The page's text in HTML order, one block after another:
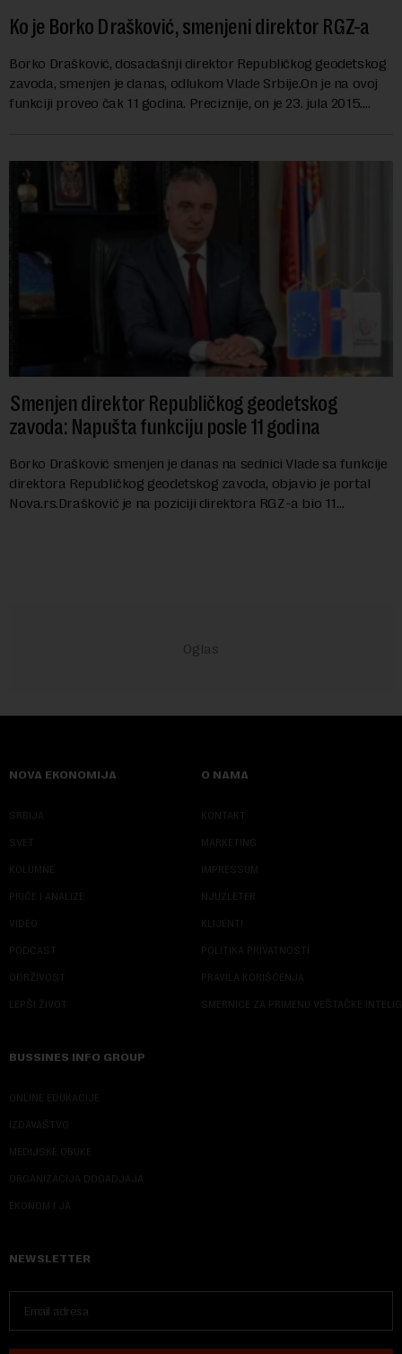
Ko je Borko Drašković, smenjeni direktor RGZ-a
Borko Drašković, dosadašnji direktor Republičkog geodetskog
zavoda, smenjen je danas, odlukom Vlade Srbije.On je na ovoj
funkciji proveo čak 11 godina. Preciznije, on je 23. jula 2015.
Smenjen direktor Republičkog geodetskog
zavoda: Napušta funkciju posle 11 godina
Borko Drašković smenjen je danas na sednici Vlade sa funkcije
direktora Republičkog geodetskog zavoda, objavio je portal
Nova.rs.Drašković je na poziciji direktora RGZ-a bio 11
NOVA EKONOMIJA
SRBIJA
SVET
KOLUMNE
PRIČE I ANALIZE
VIDEO
PODCAST
ODRŽIVOST
LEPŠI ŽIVOT
O NAMA
KONTAKT
MARKETING
IMPRESSUM
NJUZLETER
KLIJENTI
POLITIKA PRIVATNOSTI
PRAVILA KORIŠĆENJA
SMERNICE ZA PRIMENU VEŠTAČKE
BUSSINES INFO GROUP
ONLINE EDUKACIJE
IZDAVAŠTVO
MEDIJSKE OBUKE
ORGANIZACIJA DOGADJAJA
EKONOM I JA
NEWSLETTER